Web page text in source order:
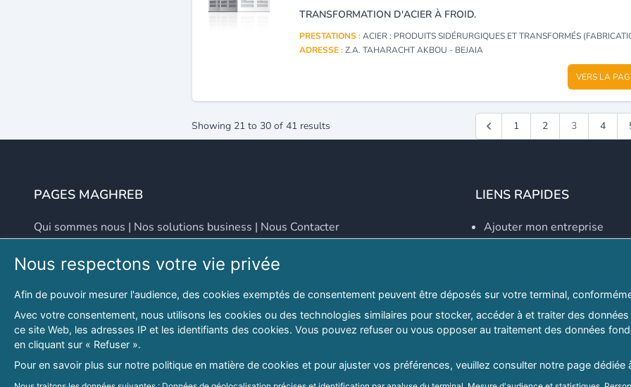
TRANSFORMATION D'ACIER À FROID.
PRESTATIONS :ACIER : PRODUITS SIDÉRURGIQUES ET TRANSFORMÉS (FABRICATION,
ADRESSE :Z.A. TAHARACHT AKBOU - BEJAIA
VERS LA
Showing 21 to 30 of 41 results 1 2 3 4
PAGES MAGHREB
Qui sommes nous | Nos solutions business | Nous Contacter
Adresse
46 LOT. PETITE PROVENCE SIDI YAHIA
Hydra, Alger (16), Algérie
Email
contact@lespagesmaghreb.com
LIENS RAPIDES
Ajouter mon entreprise
Explorer par secteurs
Explorer par willayas
Le Guide D'Alger, guide-
© 2026 PAGESMAGHREB.COM. ALL RIGHTS RESERVED
Nous respectons votre vie privée
Afin de pouvoir mesurer l'audience, des cookies exemptés de consentement peuvent être déposés sur votre terminal,
Avec votre consentement, nous utilisons les cookies ou des technologies similaires pour stocker, accéder à et traiter des
ce site Web, les adresses IP et les identifiants des cookies. Vous pouvez refuser ou vous opposer au traitement des données
en cliquant sur « Refuser ».
Pour en savoir plus sur notre politique en matière de cookies et pour ajuster vos préférences, veuillez consulter notre page dédiée